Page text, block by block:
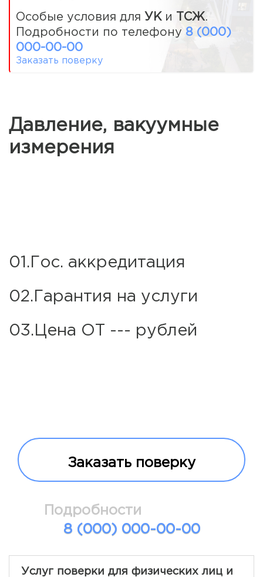
Особые условия для УК и ТСЖ.
Подробности по телефону 8 (000)
000-00-00
Заказать поверку
Давление, вакуумные
измерения
01.Гос. аккредитация
02.Гарантия на услуги
03.Цена ОТ --- рублей
Заказать поверку
Подробности
8 (000) 000-00-00
Услуг поверки для физических лиц и